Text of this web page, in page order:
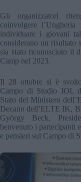
Gli organizzatori
coinvolgere
individuare i giovani
considerano un risultato
sia stato riconosciuto il
Camp nel 2023.
Il 28 ottobre si è
Campo di Studio IOI,
Stato del Ministero
Decano dell’ELTE IK,
György Beck,
benvenuto i partecipanti
e pensieri sul Campo di